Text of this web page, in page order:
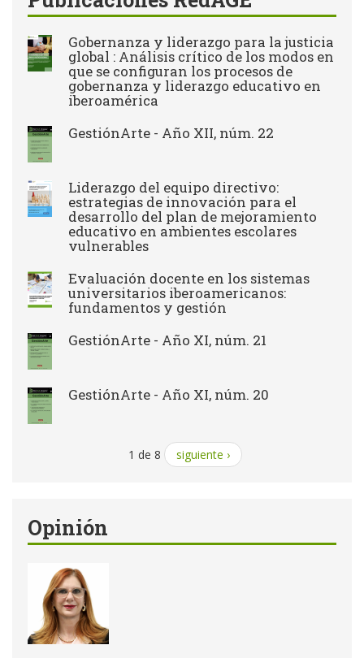
Gobernanza y liderazgo para la justicia
global : Análisis crítico de los modos en
que se configuran los procesos de
gobernanza y liderazgo educativo en
iberoamérica
GestiónArte - Año XII, núm. 22
Liderazgo del equipo directivo:
estrategias de innovación para el
desarrollo del plan de mejoramiento
educativo en ambientes escolares
vulnerables
Evaluación docente en los sistemas
universitarios iberoamericanos:
fundamentos y gestión
GestiónArte - Año XI, núm. 21
GestiónArte - Año XI, núm. 20
1 de 8 siguiente ›
Opinión